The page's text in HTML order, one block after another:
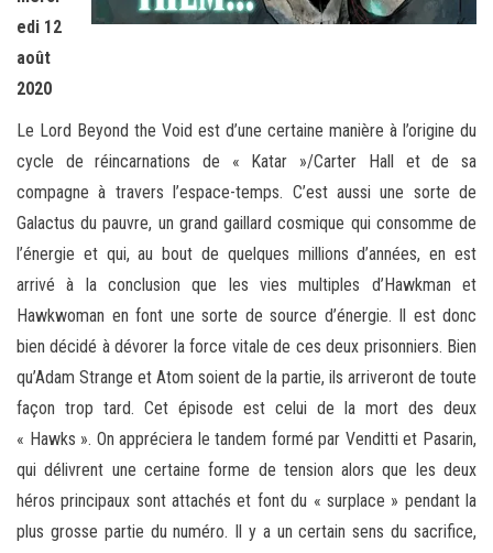
edi 12
août
2020
Le Lord Beyond the Void est d’une certaine manière à l’origine du
cycle de réincarnations de « Katar »/Carter Hall et de sa
compagne à travers l’espace-temps. C’est aussi une sorte de
Galactus du pauvre, un grand gaillard cosmique qui consomme de
l’énergie et qui, au bout de quelques millions d’années, en est
arrivé à la conclusion que les vies multiples d’Hawkman et
Hawkwoman en font une sorte de source d’énergie. Il est donc
bien décidé à dévorer la force vitale de ces deux prisonniers. Bien
qu’Adam Strange et Atom soient de la partie, ils arriveront de toute
façon trop tard. Cet épisode est celui de la mort des deux
« Hawks ». On appréciera le tandem formé par Venditti et Pasarin,
qui délivrent une certaine forme de tension alors que les deux
héros principaux sont attachés et font du « surplace » pendant la
plus grosse partie du numéro. Il y a un certain sens du sacrifice,